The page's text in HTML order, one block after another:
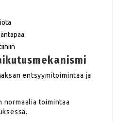
entsyymitoimintaa ja
normaalia toimintaa